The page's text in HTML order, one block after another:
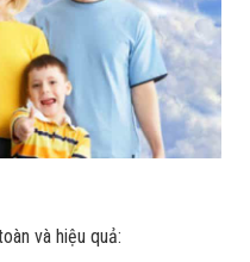
và hiệu quả: